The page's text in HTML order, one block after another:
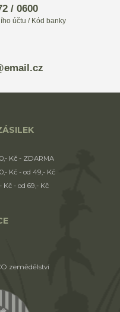
/ 0600
účtu / Kód banky
Kč - ZDARMA
Kč - od 49,- Kč
Kč - od 69,- Kč
zemědělství